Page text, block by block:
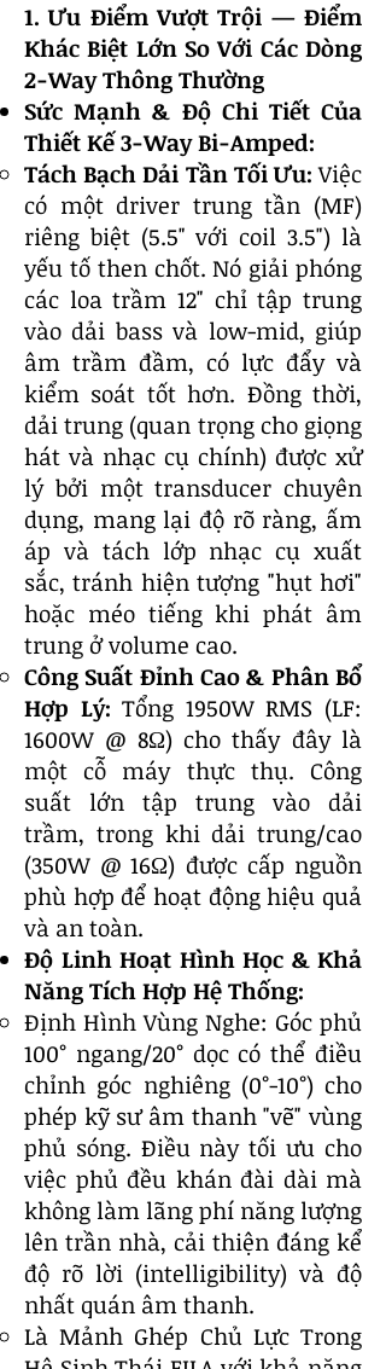
1. Ưu Điểm Vượt Trội — Điểm
Khác Biệt Lớn So Với Các Dòng
2-Way Thông Thường
Sức Mạnh & Độ Chi Tiết Của
Thiết Kế 3-Way Bi-Amped:
Tách Bạch Dải Tần Tối Ưu:Việc
có một driver trung tần (MF)
riêng biệt (5.5" với coil 3.5") là
yếu tố then chốt. Nó giải phóng
các loa trầm 12" chỉ tập trung
vào dải bass và low-mid, giúp
âm trầm đầm, có lực đẩy và
kiểm soát tốt hơn. Đồng thời,
dải trung (quan trọng cho giọng
hát và nhạc cụ chính) được xử
lý bởi một transducer chuyên
dụng, mang lại độ rõ ràng, ấm
áp và tách lớp nhạc cụ xuất
sắc, tránh hiện tượng "hụt hơi"
hoặc méo tiếng khi phát âm
trung ở volume cao.
Công Suất Đỉnh Cao & Phân Bổ
Hợp Lý: Tổng 1950W RMS (LF:
1600W @ 8Ω) cho thấy đây là
một cỗ máy thực thụ. Công
suất lớn tập trung vào dải
trầm, trong khi dải trung/cao
(350W @ 16Ω) được cấp nguồn
phù hợp để hoạt động hiệu quả
và an toàn.
Độ Linh Hoạt Hình Học & Khả
Năng Tích Hợp Hệ Thống:
Định Hình Vùng Nghe: Góc phủ
100° ngang/20° dọc có thể điều
chỉnh góc nghiêng (0°-10°) cho
phép kỹ sư âm thanh "vẽ" vùng
phủ sóng. Điều này tối ưu cho
việc phủ đều khán đài dài mà
không làm lãng phí năng lượng
lên trần nhà, cải thiện đáng kể
độ rõ lời (intelligibility) và độ
nhất quán âm thanh.
Là Mảnh Ghép Chủ Lực Trong